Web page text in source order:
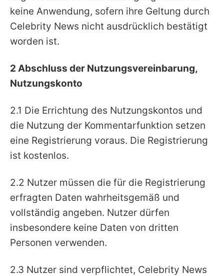
Utiq verwalten
keine Anwendung, sofern ihre Geltung durch
Celebrity News nicht ausdrücklich bestätigt
worden ist.
2 Abschluss der Nutzungsvereinbarung,
Nutzungskonto
2.1 Die Errichtung des Nutzungskontos und
die Nutzung der Kommentarfunktion setzen
eine Registrierung voraus. Die Registrierung
ist kostenlos.
2.2 Nutzer müssen die für die Registrierung
erfragten Daten wahrheitsgemäß und
vollständig angeben. Nutzer dürfen
insbesondere keine Daten von dritten
Personen verwenden.
2.3 Nutzer sind verpflichtet, Celebrity News